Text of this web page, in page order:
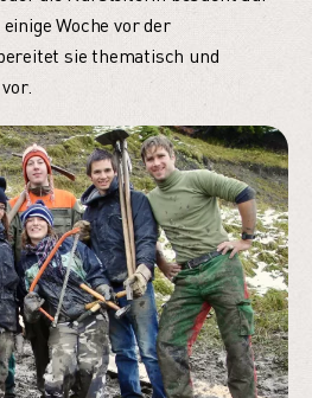
Woche vor der
sie thematisch und